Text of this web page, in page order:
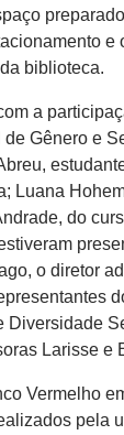
e
biblioteca.
a
Gênero e
Luana
do
o diretor
Diversidade
Larisse e
Vermelho
pela